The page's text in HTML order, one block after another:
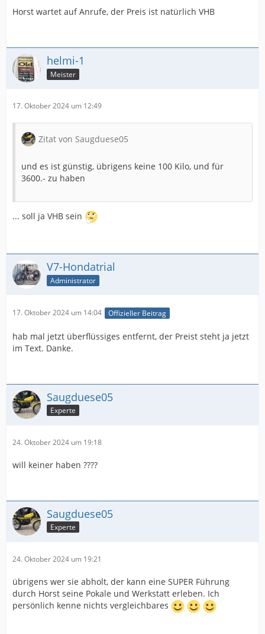
Horst wartet auf Anrufe, der Preis ist natürlich VHB
helmi-1
Meister
17. Oktober 2024 um 12:49
Zitat von Saugduese05
und es ist günstig, übrigens keine 100 Kilo, und für
3600.- zu haben
... soll ja VHB sein
V7-Hondatrial
Administrator
17. Oktober 2024 um 14:04 Offizieller Beitrag
hab mal jetzt überflüssiges entfernt, der Preist steht ja jetzt
im Text. Danke.
Saugduese05
Experte
24. Oktober 2024 um 19:18
will keiner haben ????
Saugduese05
Experte
24. Oktober 2024 um 19:21
übrigens wer sie abholt, der kann eine SUPER Führung
durch Horst seine Pokale und Werkstatt erleben. Ich
persönlich kenne nichts vergleichbares